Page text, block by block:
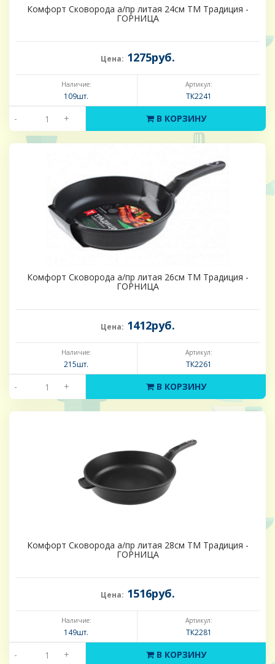
Комфорт Сковорода а/пр литая 24см ТМ Традиция -
ГОРНИЦА
Цена: 1275руб.
Наличие:
109шт.
Артикул:
ТК2241
- + В КОРЗИНУ
Комфорт Сковорода а/пр литая 26см ТМ Традиция -
ГОРНИЦА
Цена: 1412руб.
Наличие:
215шт.
Артикул:
ТК2261
- + В КОРЗИНУ
Комфорт Сковорода а/пр литая 28см ТМ Традиция -
ГОРНИЦА
Цена: 1516руб.
Наличие:
149шт.
Артикул:
ТК2281
- + В КОРЗИНУ